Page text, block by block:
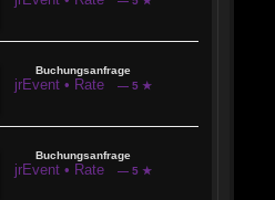
Buchungsanfrage
jrEvent • Rate — 5 ★
Buchungsanfrage
jrEvent • Rate — 5 ★